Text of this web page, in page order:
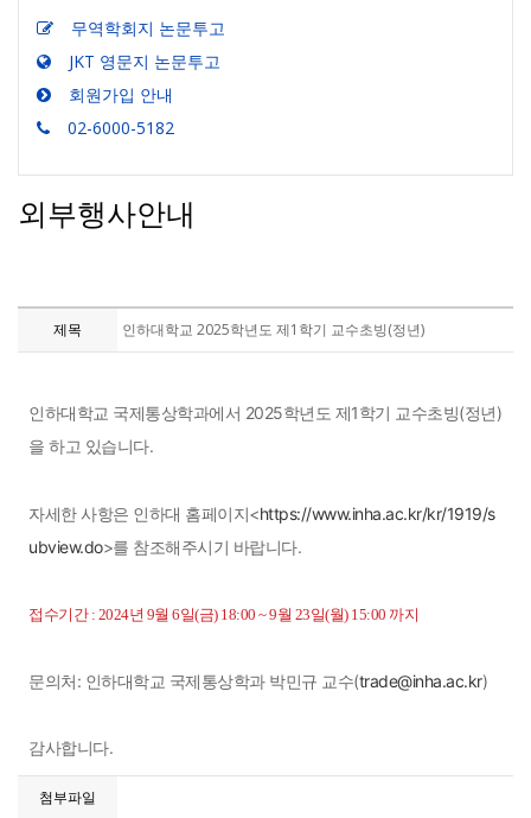
무역학회지 논문투고
JKT 영문지 논문투고
회원가입 안내
02-6000-5182
외부행사안내
제목 인하대학교 2025학년도 제1학기 교수초빙(정년)
인하대학교 국제통상학과에서 2025학년도 제1학기 교수초빙(정년)
을 하고 있습니다.
자세한 사항은 인하대 홈페이지<https://www.inha.ac.kr/kr/1919/s
ubview.do>를 참조해주시기 바랍니다.
접수기간 : 2024년 9월 6일(금) 18:00 ~ 9월 23일(월) 15:00 까지
문의처: 인하대학교 국제통상학과 박민규 교수(trade@inha.ac.kr)
감사합니다.
첨부파일